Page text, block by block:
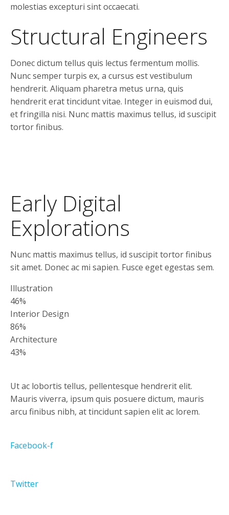
molestias excepturi sint occaecati.
Structural Engineers
Donec dictum tellus quis lectus fermentum mollis.
Nunc semper turpis ex, a cursus est vestibulum
hendrerit. Aliquam pharetra metus urna, quis
hendrerit erat tincidunt vitae. Integer in euismod dui,
et fringilla nisi. Nunc mattis maximus tellus, id suscipit
tortor finibus.
Early Digital
Explorations
Nunc mattis maximus tellus, id suscipit tortor finibus
sit amet. Donec ac mi sapien. Fusce eget egestas sem.
Illustration
46%
Interior Design
86%
Architecture
43%
Ut ac lobortis tellus, pellentesque hendrerit elit.
Mauris viverra, ipsum quis posuere dictum, mauris
arcu finibus nibh, at tincidunt sapien elit ac lorem.
Facebook-f
Twitter